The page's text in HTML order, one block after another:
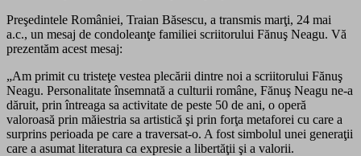
Preşedintele României, Traian Băsescu, a transmis marţi, 24 mai
a.c., un mesaj de condoleanţe familiei scriitorului Fănuş Neagu. Vă
prezentăm acest mesaj:
„Am primit cu tristeţe vestea plecării dintre noi a scriitorului Fănuş
Neagu. Personalitate însemnată a culturii române, Fănuş Neagu ne-a
dăruit, prin întreaga sa activitate de peste 50 de ani, o operă
valoroasă prin măiestria sa artistică şi prin forţa metaforei cu care a
surprins perioada pe care a traversat-o. A fost simbolul unei generaţii
care a asumat literatura ca expresie a libertăţii şi a valorii.